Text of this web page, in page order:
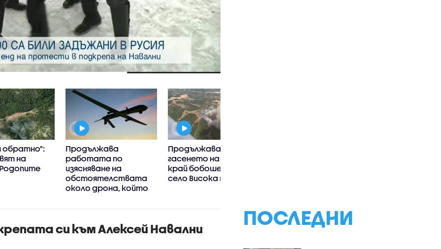
обратно":
на
Продължава
работата по
изясняване на
обстоятелствата
около дрона, който
българска
Продължава
гасенето на пожара
край бобошевското
село Висока могила
си към Алексей Навални ПОСЛЕДНИ